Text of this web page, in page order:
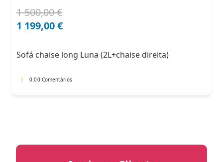
1 500,00€
O
preço
1
1 199,00€
O
preço
1
Sofá chaise long Luna (2L+chaise direita)
0.00 Comentários